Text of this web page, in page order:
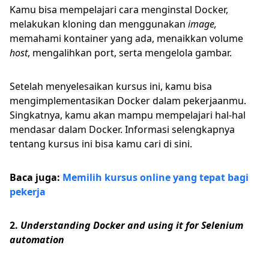
Kamu bisa mempelajari cara menginstal Docker,
melakukan kloning dan menggunakan image,
memahami kontainer yang ada, menaikkan volume
host, mengalihkan port, serta mengelola gambar.
Setelah menyelesaikan kursus ini, kamu bisa
mengimplementasikan Docker dalam pekerjaanmu.
Singkatnya, kamu akan mampu mempelajari hal-hal
mendasar dalam Docker. Informasi selengkapnya
tentang kursus ini bisa kamu cari di sini.
Baca juga: Memilih kursus online yang tepat bagi
pekerja
2. Understanding Docker and using it for Selenium
automation